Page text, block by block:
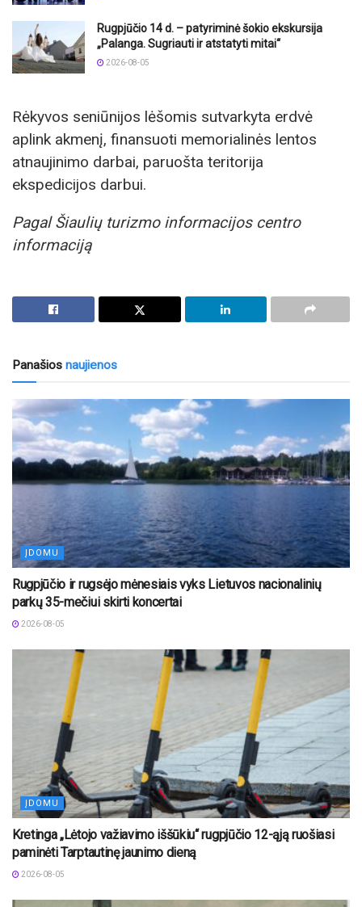
Rugpjūčio 14 d. – patyriminė šokio ekskursija
„Palanga. Sugriauti ir atstatyti mitai“
2026-08-05
Rėkyvos seniūnijos lėšomis sutvarkyta erdvė
aplink akmenį, finansuoti memorialinės lentos
atnaujinimo darbai, paruošta teritorija
ekspedicijos darbui.
Pagal Šiaulių turizmo informacijos centro
informaciją
Panašios naujienos
ĮDOMU
Rugpjūčio ir rugsėjo mėnesiais vyks Lietuvos nacionalinių
parkų 35-mečiui skirti koncertai
2026-08-05
ĮDOMU
Kretinga „Lėtojo važiavimo iššūkiu“ rugpjūčio 12-ąją ruošiasi
paminėti Tarptautinę jaunimo dieną
2026-08-05